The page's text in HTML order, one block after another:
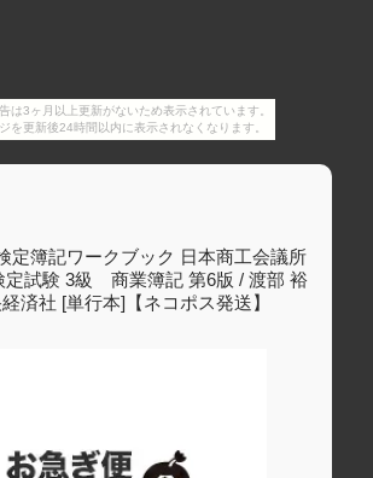
は3ヶ月以上更新がないため表示されています。
を更新後24時間以内に表示されなくなります。
定簿記ワークブック 日本商工会議所
定試験 3級 商業簿記 第6版 / 渡部 裕
済社 [単行本]【ネコポス発送】